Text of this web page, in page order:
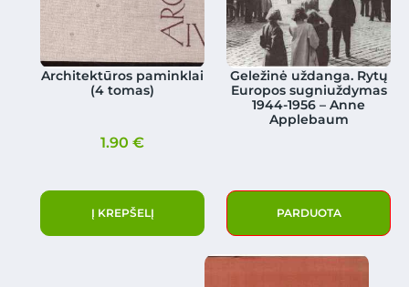
Architektūros paminklai
(4 tomas)
1.90€
Į KREPŠELĮ
Geležinė uždanga. Rytų
Europos sugniuždymas
1944-1956 – Anne
Applebaum
PARDUOTA